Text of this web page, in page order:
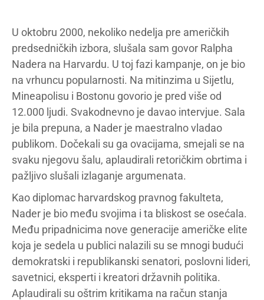
U oktobru 2000, nekoliko nedelja pre američkih
predsedničkih izbora, slušala sam govor Ralpha
Nadera na Harvardu. U toj fazi kampanje, on je bio
na vrhuncu popularnosti. Na mitinzima u Sijetlu,
Mineapolisu i Bostonu govorio je pred više od
12.000 ljudi. Svakodnevno je davao intervjue. Sala
je bila prepuna, a Nader je maestralno vladao
publikom. Dočekali su ga ovacijama, smejali se na
svaku njegovu šalu, aplaudirali retoričkim obrtima i
pažljivo slušali izlaganje argumenata.
Kao diplomac harvardskog pravnog fakulteta,
Nader je bio među svojima i ta bliskost se osećala.
Među pripadnicima nove generacije američke elite
koja je sedela u publici nalazili su se mnogi budući
demokratski i republikanski senatori, poslovni lideri,
savetnici, eksperti i kreatori državnih politika.
Aplaudirali su oštrim kritikama na račun stanja